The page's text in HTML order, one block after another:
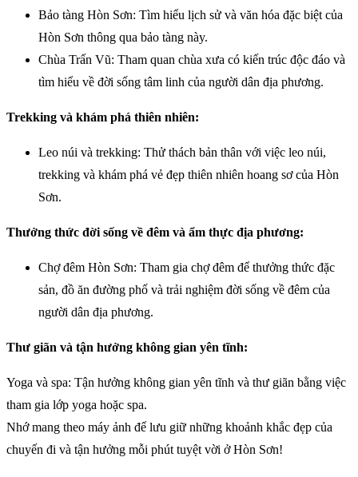
Bảo tàng Hòn Sơn: Tìm hiểu lịch sử và văn hóa đặc biệt của
Hòn Sơn thông qua bảo tàng này.
Chùa Trấn Vũ: Tham quan chùa xưa có kiến trúc độc đáo và
tìm hiểu về đời sống tâm linh của người dân địa phương.
Trekking và khám phá thiên nhiên:
Leo núi và trekking: Thử thách bản thân với việc leo núi,
trekking và khám phá vẻ đẹp thiên nhiên hoang sơ của Hòn
Sơn.
Thưởng thức đời sống về đêm và ẩm thực địa phương:
Chợ đêm Hòn Sơn: Tham gia chợ đêm để thưởng thức đặc
sản, đồ ăn đường phố và trải nghiệm đời sống về đêm của
người dân địa phương.
Thư giãn và tận hưởng không gian yên tĩnh:
Yoga và spa: Tận hưởng không gian yên tĩnh và thư giãn bằng việc
tham gia lớp yoga hoặc spa.
Nhớ mang theo máy ảnh để lưu giữ những khoảnh khắc đẹp của
chuyến đi và tận hưởng mỗi phút tuyệt vời ở Hòn Sơn!